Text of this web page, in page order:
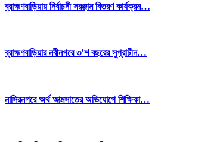
ব্রাহ্মণবাড়িয়ায় নির্বাচনী সরঞ্জাম বিতরণ কার্যক্রম…
ব্রাহ্মণবাড়িয়ার নবীনগরে ৩’শ বছরের সুপ্রাচীন…
নাসিরনগরে অর্থ আত্মসাতের অভিযোগে শিক্ষিকা…